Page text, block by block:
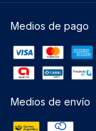
Medios de pago
Medios de envío